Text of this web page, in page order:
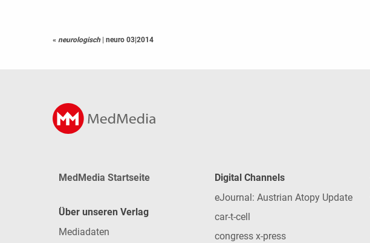
« neurologisch | neuro 03|2014
MedMedia Startseite
Über unseren Verlag
Mediadaten
Digital Channels
eJournal: Austrian Atopy Update
car-t-cell
congress x-press